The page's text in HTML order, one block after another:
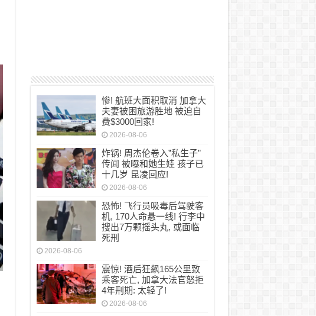
惨! 航班大面积取消 加拿大
夫妻被困旅游胜地 被迫自
费$3000回家!
2026-08-06
炸锅! 周杰伦卷入”私生子”
传闻 被曝和她生娃 孩子已
十几岁 昆凌回应!
2026-08-06
恐怖! 飞行员吸毒后驾驶客
机, 170人命悬一线! 行李中
搜出7万颗摇头丸, 或面临
死刑
2026-08-06
震惊! 酒后狂飙165公里致
乘客死亡, 加拿大法官怒拒
4年刑期: 太轻了!
2026-08-06